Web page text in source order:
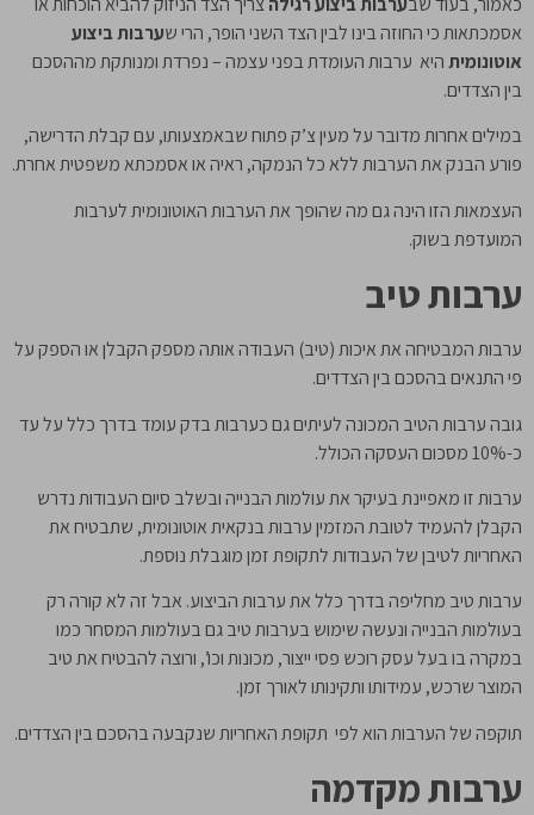
אסמכתאות כי החוזה בינו לבין הצד השני הופר, הרי שערבות ביצוע
אוטונומיתהיא ערבות העומדת בפני עצמה – נפרדת ומנותקת מההסכם
בין הצדדים.
במילים אחרות מדובר על מעין צ’ק פתוח שבאמצעותו, עם קבלת הדרישה,
פורע הבנק את הערבות ללא כל הנמקה, ראיה או אסמכתא משפטית אחרת.
העצמאות הזו הינה גם מה שהופך את הערבות האוטונומית לערבות
המועדפת בשוק.
ערבות טיב
ערבות המבטיחה את איכות (טיב) העבודה אותה מספק הקבלן או הספק על
פי התנאים בהסכם בין הצדדים.
גובה ערבות הטיב המכונה לעיתים גם כערבות בדק עומד בדרך כלל על עד
כ-10% מסכום העסקה הכולל.
ערבות זו מאפיינת בעיקר את עולמות הבנייה ובשלב סיום העבודות נדרש
הקבלן להעמיד לטובת המזמין ערבות בנקאית אוטונומית, שתבטיח את
האחריות לטיבן של העבודות לתקופת זמן מוגבלת נוספת.
ערבות טיב מחליפה בדרך כלל את ערבות הביצוע. אבל זה לא קורה רק
בעולמות הבנייה ונעשה שימוש בערבות טיב גם בעולמות המסחר כמו
במקרה בו בעל עסק רוכש פסי ייצור, מכונות וכו’, ורוצה להבטיח את טיב
המוצר שרכש, עמידותו ותקינותו לאורך זמן.
תוקפה של הערבות הוא לפי תקופת האחריות שנקבעה בהסכם בין הצדדים.
ערבות מקדמה